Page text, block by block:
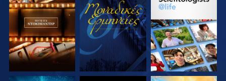
ΕΞΕΡΕΥΝΗΣΤΕ ΤΗ
ΣΕΙΡΑ
ΠΑΡΑΚΟΛΟΥΘΗΣΤΕ
ΕΞΕΡΕΥΝΗΣΤΕ ΤΗ